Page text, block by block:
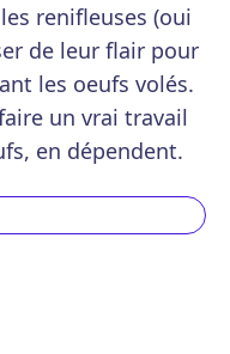
renifleuses (oui
de leur flair pour
les oeufs volés.
un vrai travail
en dépendent.